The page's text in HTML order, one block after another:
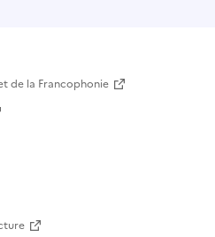
de la Francophonie